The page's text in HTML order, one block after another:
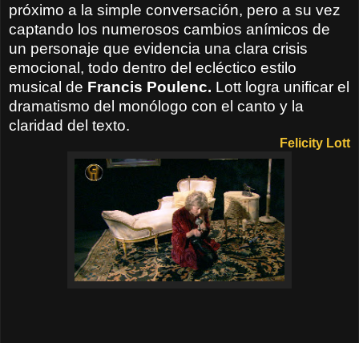
próximo a la simple conversación, pero a su vez
captando los numerosos cambios anímicos de
un personaje que evidencia una clara crisis
emocional, todo dentro del ecléctico estilo
musical de Francis Poulenc. Lott logra unificar el
dramatismo del monólogo con el canto y la
claridad del texto.
Felicity Lott